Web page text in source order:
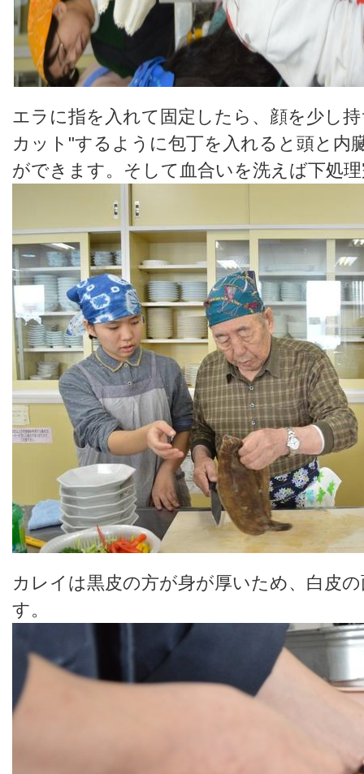
エラに指を入れて固定したら、顔を少し
カット"するように包丁を入れると頭と内
ができます。そして血合いを洗えば下処
カレイは黒皮の方が身が厚いため、白皮
す。